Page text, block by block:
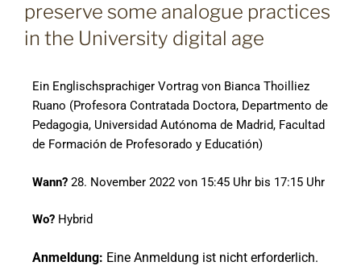
preserve some analogue practices
in the University digital age
Ein Englischsprachiger Vortrag von Bianca Thoilliez
Ruano (Profesora Contratada Doctora, Departmento de
Pedagogia, Universidad Autónoma de Madrid, Facultad
de Formación de Profesorado y Educatión)
Wann? 28. November 2022 von 15:45 Uhr bis 17:15 Uhr
Wo? Hybrid
Anmeldung: Eine Anmeldung ist nicht erforderlich.